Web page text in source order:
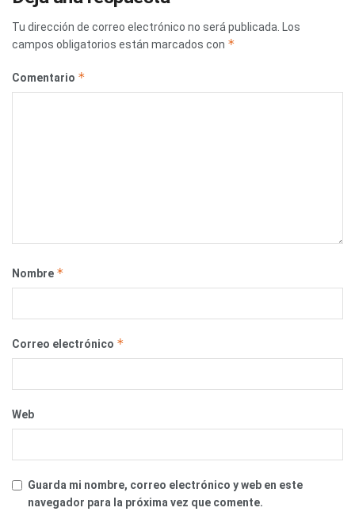
Tu dirección de correo electrónico no será publicada.
Los
campos obligatorios están marcados con *
Comentario *
Nombre *
Correo electrónico *
Web
Guarda mi nombre, correo electrónico y web en este
navegador para la próxima vez que comente.